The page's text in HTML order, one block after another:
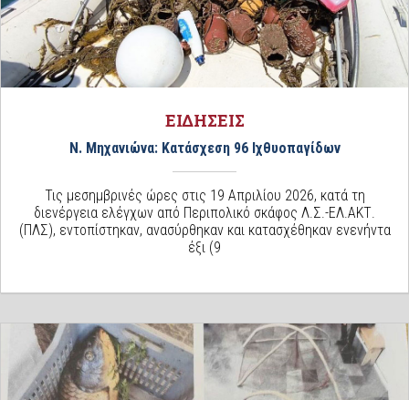
ΕΙΔΗΣΕΙΣ
Ν. Μηχανιώνα: Κατάσχεση 96 Ιχθυοπαγίδων
Τις μεσημβρινές ώρες στις 19 Απριλίου 2026, κατά τη
διενέργεια ελέγχων από Περιπολικό σκάφος Λ.Σ.-ΕΛ.ΑΚΤ.
(ΠΛΣ), εντοπίστηκαν, ανασύρθηκαν και κατασχέθηκαν ενενήντα
έξι (9